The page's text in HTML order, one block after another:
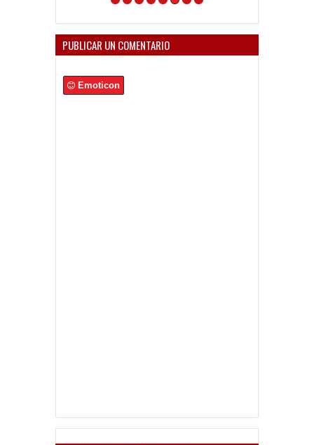
PUBLICAR UN COMENTARIO
Emoticon